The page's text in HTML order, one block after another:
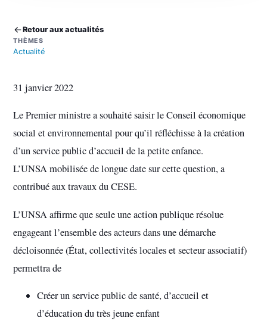
Retour aux actualités
THÈMES
Actualité
31 janvier 2022
Le Premier ministre a souhaité saisir le Conseil économique
social et environnemental pour qu’il réfléchisse à la création
d’un service public d’accueil de la petite enfance.
L’UNSA mobilisée de longue date sur cette question, a
contribué aux travaux du CESE.
L’UNSA affirme que seule une action publique résolue
engageant l’ensemble des acteurs dans une démarche
décloisonnée (État, collectivités locales et secteur associatif)
permettra de
Créer un service public de santé, d’accueil et
d’éducation du très jeune enfant